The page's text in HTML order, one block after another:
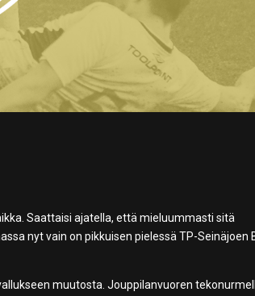
Saattaisi ajatella, että mieluummasti sitä
nyt vain on pikkuisen pielessä TP-Seinäjoen
muutosta. Jouppilanvuoren